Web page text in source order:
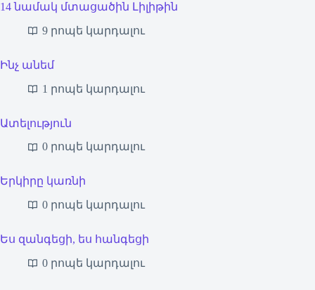
14 նամակ մտացածին Լիլիթին
9 րոպե կարդալու
Ինչ անեմ
1 րոպե կարդալու
Ատելություն
0 րոպե կարդալու
Երկիրը կառնի
0 րոպե կարդալու
Ես զանգեցի, ես հանգեցի
0 րոպե կարդալու